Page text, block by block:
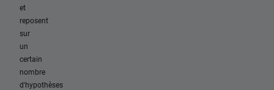
et
reposent
sur
un
certain
nombre
d'hypothèses